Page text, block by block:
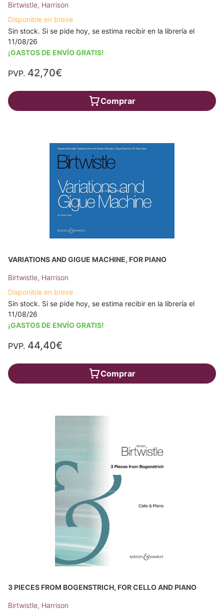
Birtwistle, Harrison
Disponible en breve
Sin stock. Si se pide hoy, se estima recibir en la librería el
11/08/26
¡GASTOS DE ENVÍO GRATIS!
PVP. 42,70€
Comprar
VARIATIONS AND GIGUE MACHINE, FOR PIANO
Birtwistle, Harrison
Disponible en breve
Sin stock. Si se pide hoy, se estima recibir en la librería el
11/08/26
¡GASTOS DE ENVÍO GRATIS!
PVP. 44,40€
Comprar
3 PIECES FROM BOGENSTRICH, FOR CELLO AND PIANO
Birtwistle, Harrison